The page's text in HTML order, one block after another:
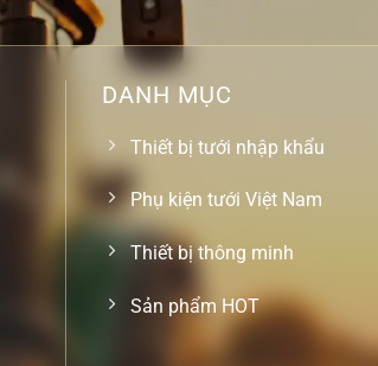
DANH MỤC
Thiết bị tưới nhập khẩu
Phụ kiện tưới Việt Nam
Thiết bị thông minh
Sản phẩm HOT